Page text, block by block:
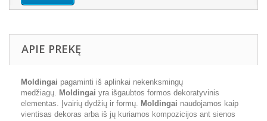
APIE PREKĘ
Moldingai pagaminti iš aplinkai nekenksmingų
medžiagų. Moldingai yra išgaubtos formos dekoratyvinis
elementas. Įvairių dydžių ir formų. Moldingai naudojamos kaip
vientisas dekoras arba iš jų kuriamos kompozicijos ant sienos